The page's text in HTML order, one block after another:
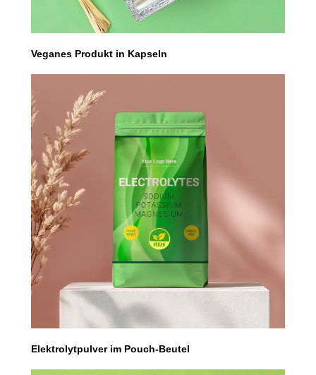
Veganes Produkt in Kapseln
Elektrolytpulver im Pouch-Beutel